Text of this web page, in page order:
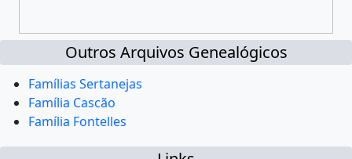
Outros Arquivos Genealógicos
Famílias Sertanejas
Família Cascão
Família Fontelles